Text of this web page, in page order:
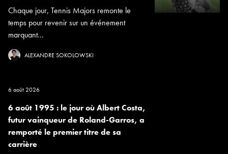
Chaque jour, Tennis Majors remonte le
temps pour revenir sur un événement
marquant...
ALEXANDRE SOKOLOWSKI
6 août 2026
6 août 1995 : le jour où Albert Costa,
futur vainqueur de Roland-Garros, a
remporté le premier titre de sa
carrière